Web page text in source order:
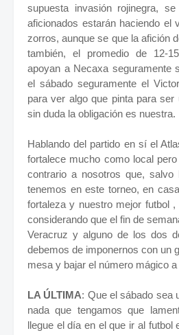
supuesta invasión rojinegra,
aficionados estarán haciendo el
zorros, aunque se que la afición
también, el promedio de 12-
apoyan a Necaxa seguramente
el sábado seguramente el
para ver algo que pinta para ser
sin duda la obligación es nuestra.
Hablando del partido en sí el
fortalece mucho como local
contrario a nosotros que,
tenemos en este torneo, en
fortaleza y nuestro mejor futbol
considerando que el fin de
Veracruz y alguno de los dos
debemos de imponernos con un
mesa y bajar el número mágico
LA ÚLTIMA: Que el sábado sea
nada que tengamos que
llegue el día en el que ir al futbol